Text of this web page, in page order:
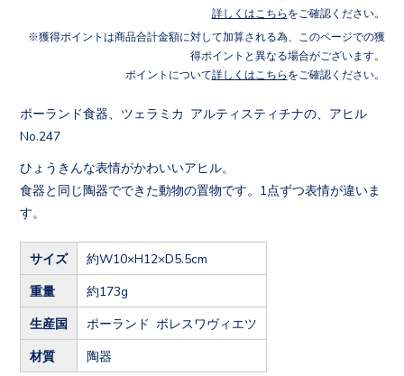
詳しくはこちら をご確認ください。
獲得ポイントは商品合計金額に対して加算される為、このページでの獲
得ポイントと異なる場合がございます。
ポイントについて詳しくはこちら をご確認ください。
ポーランド食器、ツェラミカ アルティスティチナの、アヒル
No.247
ひょうきんな表情がかわいいアヒル。
食器と同じ陶器でできた動物の置物です。1点ずつ表情が違いま
す。
サイズ 約W10×H12×D5.5cm
重量 約173g
生産国 ポーランド ボレスワヴィエツ
材質 陶器